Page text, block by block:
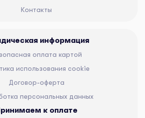
Контакты
информация
оплата картой
использования cookie
Договор-оферта
персональных данных
к оплате